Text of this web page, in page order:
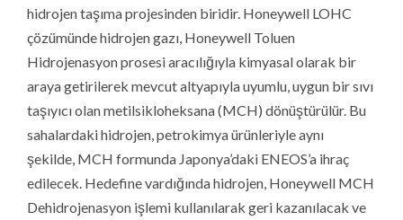
hidrojen taşıma projesinden biridir. Honeywell LOHC
çözümünde hidrojen gazı, Honeywell Toluen
Hidrojenasyon prosesi aracılığıyla kimyasal olarak bir
araya getirilerek mevcut altyapıyla uyumlu, uygun bir sıvı
taşıyıcı olan metilsikloheksana (MCH) dönüştürülür. Bu
sahalardaki hidrojen, petrokimya ürünleriyle aynı
şekilde, MCH formunda Japonya’daki ENEOS’a ihraç
edilecek. Hedefine vardığında hidrojen, Honeywell MCH
Dehidrojenasyon işlemi kullanılarak geri kazanılacak ve